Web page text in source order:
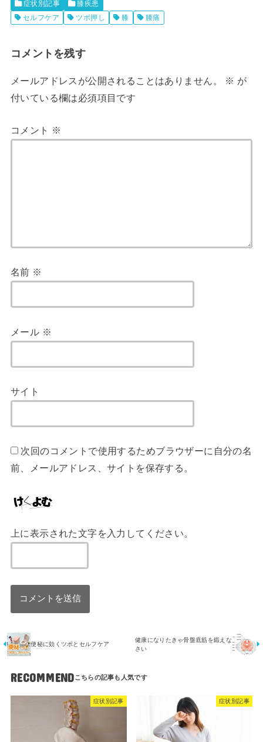
症状別記事
膝疾患
セルフケア
ツボ押し 膝 膝痛
コメントを残す
メールアドレスが公開されることはありません。 ※ が
付いている欄は必須項目です
コメント ※
名前 ※
メール ※
サイト
次回のコメントで使用するためブラウザーに自分の名
前、メールアドレス、サイトを保存する。
上に表示された文字を入力してください。
便秘に効くツボとセルフケア
健康になりたきゃ骨盤底筋を鍛えな
さい
RECOMMEND
症状別記事 症状別記事